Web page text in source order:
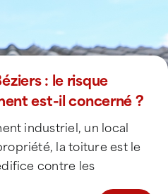
: le risque
est-il concerné ?
industriel, un local
la toiture est le
contre les